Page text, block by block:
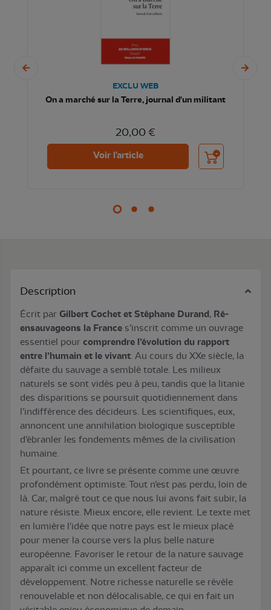
EXCLU WEB
On a marché sur la Terre, journal d'un militant
20,00 €
Voir l'article Ajouter au panier
Description
Écrit par Gilbert Cochet et Stéphane Durand, Ré-
ensauvageons la France s’inscrit comme un ouvrage
essentiel pour comprendre l’évolution du rapport
entre l’humain et le vivant. Au cours du XXe siècle, la
défaite du sauvage a semblé totale. Les milieux
naturels se sont vidés peu à peu, tandis que la litanie
des disparitions se poursuit quotidiennement dans
l’indifférence des décideurs. Les scientifiques, eux,
annoncent une annihilation biologique susceptible
d’ébranler les fondements mêmes de la civilisation
humaine.
Et pourtant, ce livre se présente comme une œuvre
profondément optimiste. Tout n’est pas perdu, loin de
là. Car, malgré tout ce que nous lui avons fait subir, la
nature résiste. Mieux encore, elle revient. Le texte met
en lumière l'idée que notre pays est le mieux placé
pour mener la course vers la plus belle nature
européenne. Favoriser le retour de la nature sauvage
apparaît ici comme un excellent facteur de
développement. Notre richesse naturelle se révèle
renouvelable et non délocalisable, ce qui en fait un